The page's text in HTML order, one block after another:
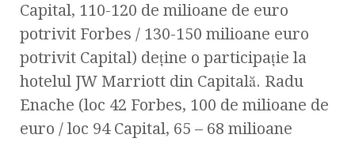
Capital, 110-120 de milioane de euro
potrivit Forbes / 130-150 milioane euro
potrivit Capital) deţine o participaţie la
hotelul JW Marriott din Capitală. Radu
Enache (loc 42 Forbes, 100 de milioane de
euro / loc 94 Capital, 65 – 68 milioane